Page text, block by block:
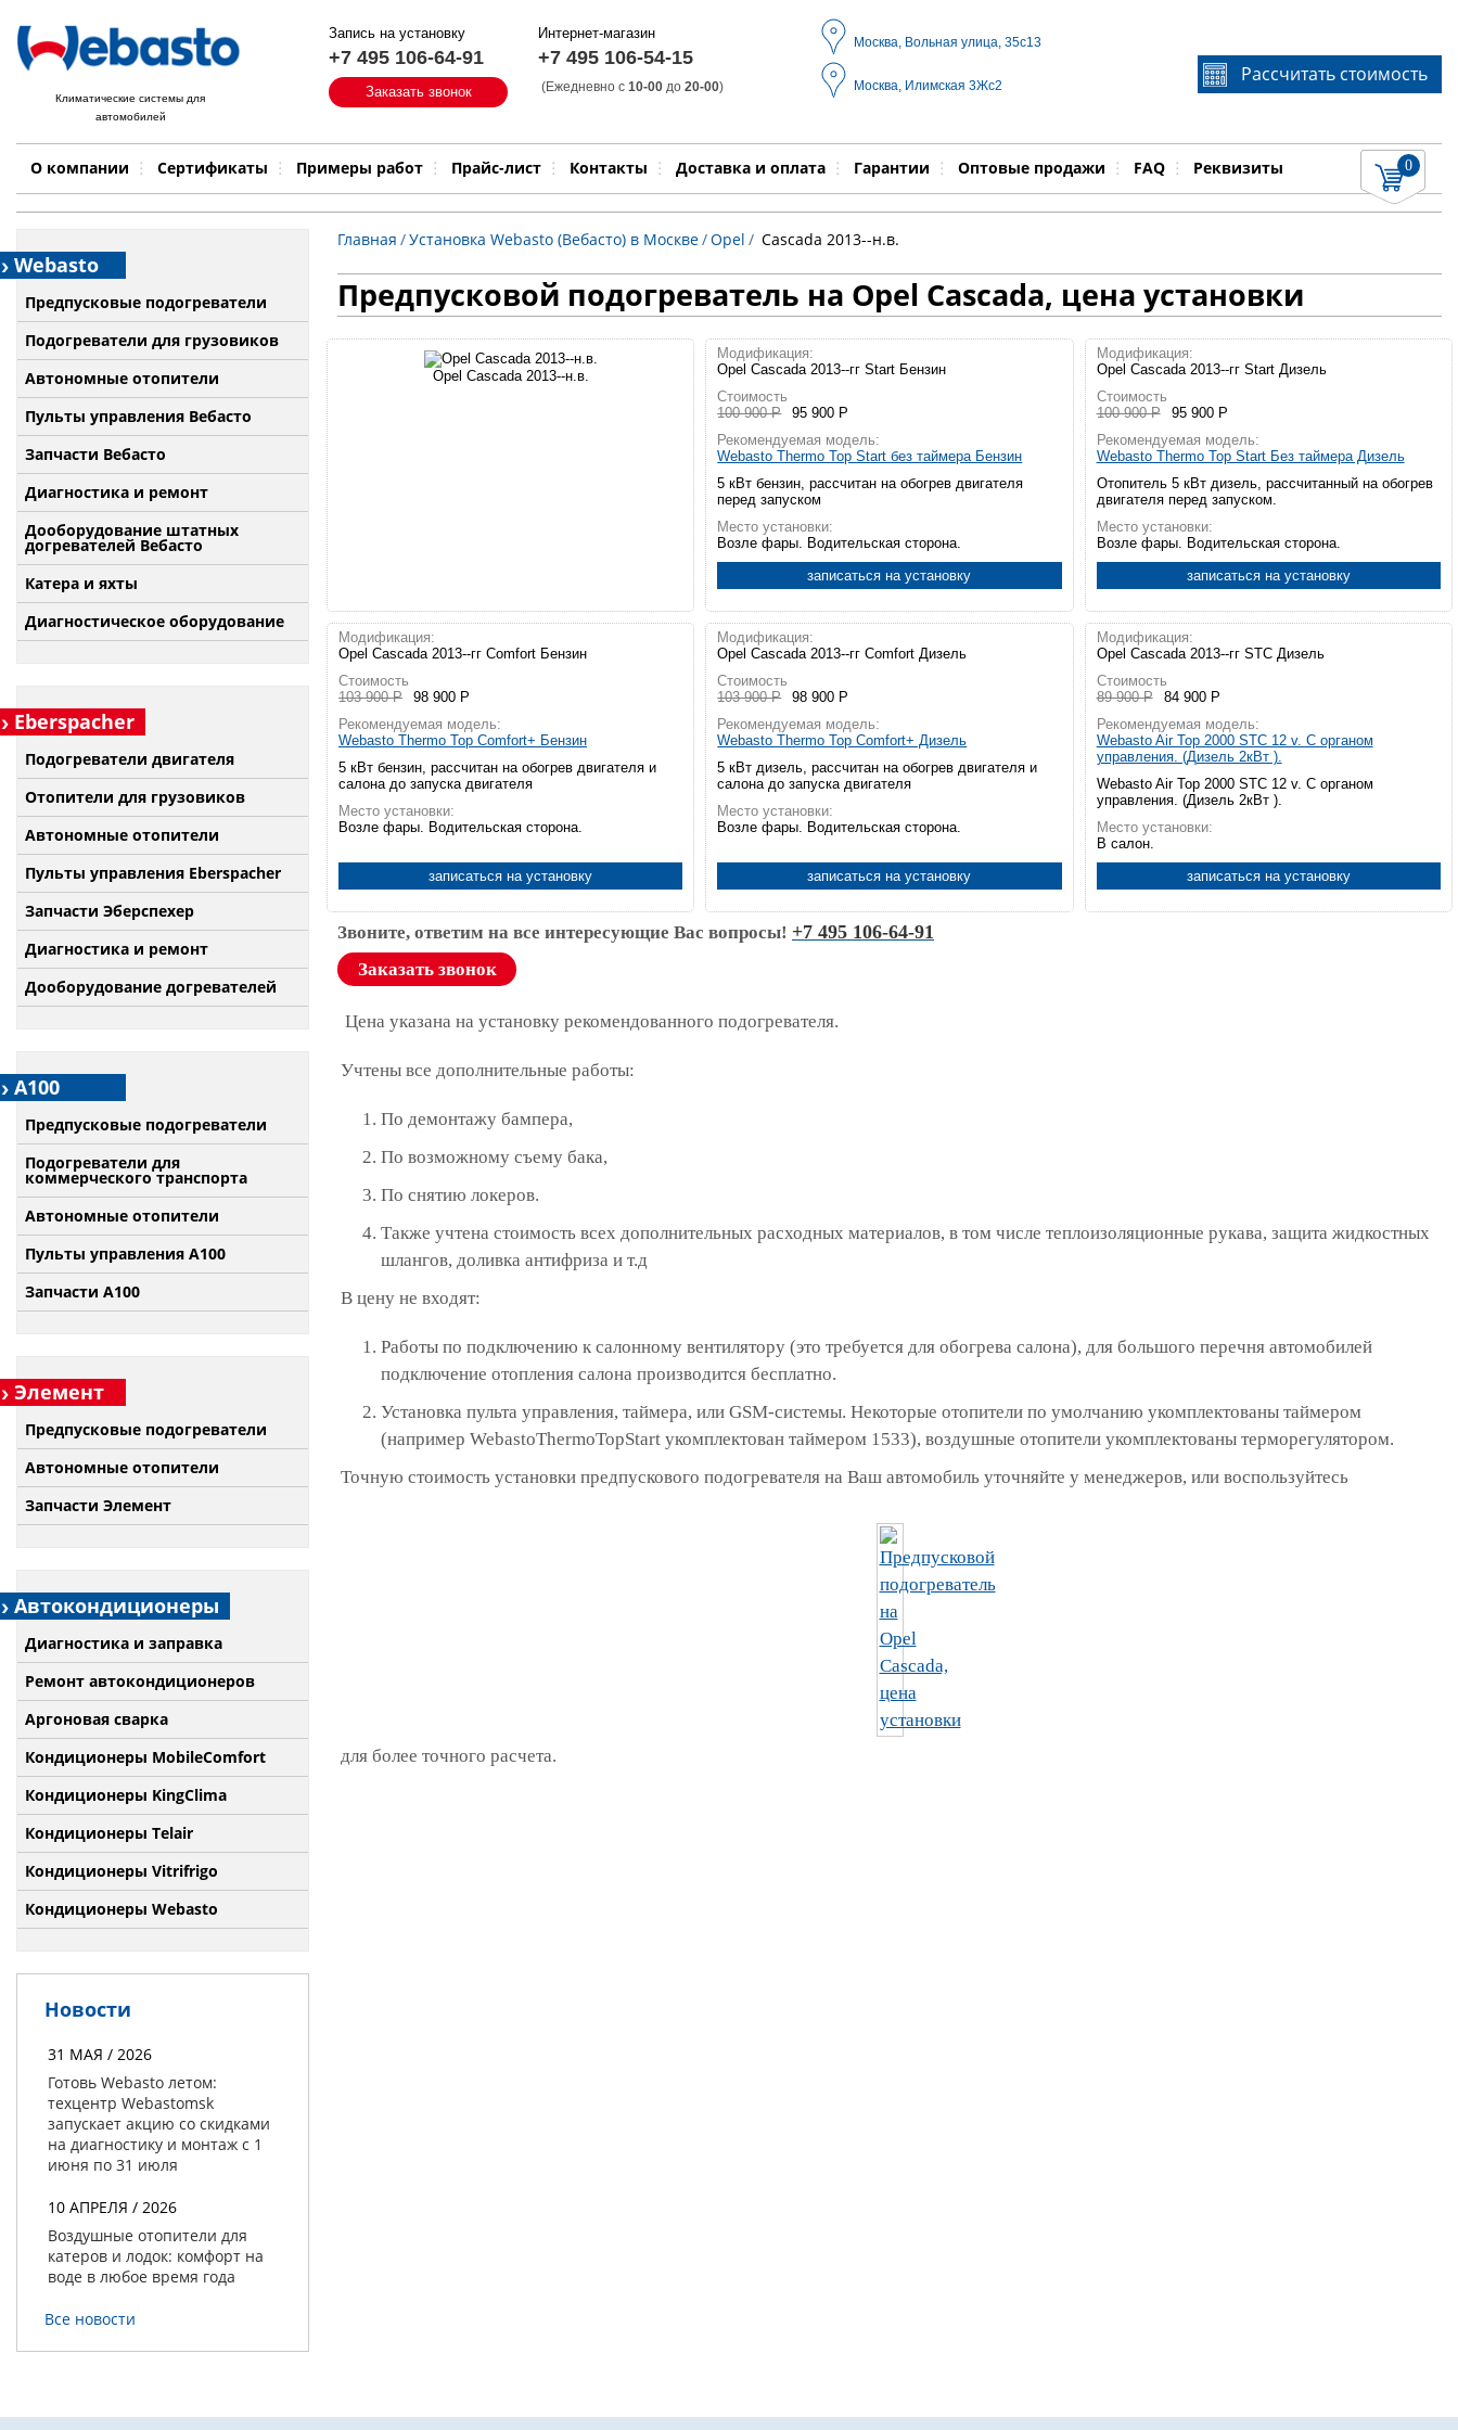
Климатические системы для
автомобилей
Запись на установку
+7 495 106-64-91
Заказать звонок
Интернет-магазин
+7 495 106-54-15
(Ежедневно с 10-00 до 20-00)
Москва, Вольная улица, 35с13
Москва, Илимская 3Жс2
Рассчитать стоимость
О компании Сертификаты Примеры работ Прайс-лист Контакты Доставка и оплата Гарантии Оптовые продажи FAQ Реквизиты 0
Быстрый поиск:
Если Вы не знаете идентификационный номер
запчасти, звоните по телефону+7 495 106-64-91, мы
Примеры работ Бренд Модель Выполняемые работы
Webasto
Предпусковые подогреватели
Подогреватели для грузовиков
Автономные отопители
Пульты управления Вебасто
Запчасти Вебасто
Диагностика и ремонт
Дооборудование штатных
догревателей Вебасто
Катера и яхты
Диагностическое оборудование
Eberspacher
Подогреватели двигателя
Отопители для грузовиков
Автономные отопители
Пульты управления Eberspacher
Запчасти Эберспехер
Диагностика и ремонт
Дооборудование догревателей
А100
Предпусковые подогреватели
Подогреватели для
коммерческого транспорта
Автономные отопители
Пульты управления A100
Запчасти А100
Элемент
Предпусковые подогреватели
Автономные отопители
Запчасти Элемент
Автокондиционеры
Диагностика и заправка
Ремонт автокондиционеров
Аргоновая сварка
Кондиционеры MobileComfort
Кондиционеры KingClima
Кондиционеры Telair
Кондиционеры Vitrifrigo
Кондиционеры Webasto
Новости
31 МАЯ / 2026
Готовь Webasto летом:
техцентр Webastomsk
запускает акцию со скидками
на диагностику и монтаж с 1
июня по 31 июля
10 АПРЕЛЯ / 2026
Воздушные отопители для
катеров и лодок: комфорт на
воде в любое время года
Все новости
Главная /Установка Webasto (Вебасто) в Москве/Opel / Cascada 2013--н.в.
Предпусковой подогреватель на Opel Cascada, цена установки
Opel Cascada 2013--н.в.
Модификация:
Opel Cascada 2013--гг Start Бензин
Стоимость
100 900 Р
95 900 Р
Рекомендуемая модель:
Webasto Thermo Top Start без таймера Бензин
5 кВт бензин, рассчитан на обогрев двигателя
перед запуском
Место установки:
Возле фары. Водительская сторона.
записаться на установку
Модификация:
Opel Cascada 2013--гг Start Дизель
Стоимость
100 900 Р
95 900 Р
Рекомендуемая модель:
Webasto Thermo Top Start Без таймера Дизель
Отопитель 5 кВт дизель, рассчитанный на обогрев
двигателя перед запуском.
Место установки:
Возле фары. Водительская сторона.
записаться на установку
Модификация:
Opel Cascada 2013--гг Comfort Бензин
Стоимость
103 900 Р
98 900 Р
Рекомендуемая модель:
Webasto Thermo Top Comfort+ Бензин
5 кВт бензин, рассчитан на обогрев двигателя и
салона до запуска двигателя
Место установки:
Возле фары. Водительская сторона.
записаться на установку
Модификация:
Opel Cascada 2013--гг Comfort Дизель
Стоимость
103 900 Р
98 900 Р
Рекомендуемая модель:
Webasto Thermo Top Comfort+ Дизель
5 кВт дизель, рассчитан на обогрев двигателя и
салона до запуска двигателя
Место установки:
Возле фары. Водительская сторона.
записаться на установку
Модификация:
Opel Cascada 2013--гг STC Дизель
Стоимость
89 900 Р
84 900 Р
Рекомендуемая модель:
Webasto Air Top 2000 STC 12 v. С органом
управления. (Дизель 2кВт ).
Webasto Air Top 2000 STC 12 v. С органом
управления. (Дизель 2кВт ).
Место установки:
В салон.
записаться на установку
Звоните, ответим на все интересующие Вас вопросы! +7 495 106-64-91
Заказать звонок
Цена указана на установку рекомендованного подогревателя.
Учтены все дополнительные работы:
По демонтажу бампера,
По возможному съему бака,
По снятию локеров.
Также учтена стоимость всех дополнительных расходных материалов, в том числе теплоизоляционные рукава, защита жидкостных
шлангов, доливка антифриза и т.д
В цену не входят:
Работы по подключению к салонному вентилятору (это требуется для обогрева салона), для большого перечня автомобилей
подключение отопления салона производится бесплатно.
Установка пульта управления, таймера, или GSM-системы. Некоторые отопители по умолчанию укомплектованы таймером
(например WebastoThermoTopStart укомплектован таймером 1533), воздушные отопители укомплектованы терморегулятором.
Точную стоимость установки предпускового подогревателя на Ваш автомобиль уточняйте у менеджеров, или воспользуйтесь
для более точного расчета.